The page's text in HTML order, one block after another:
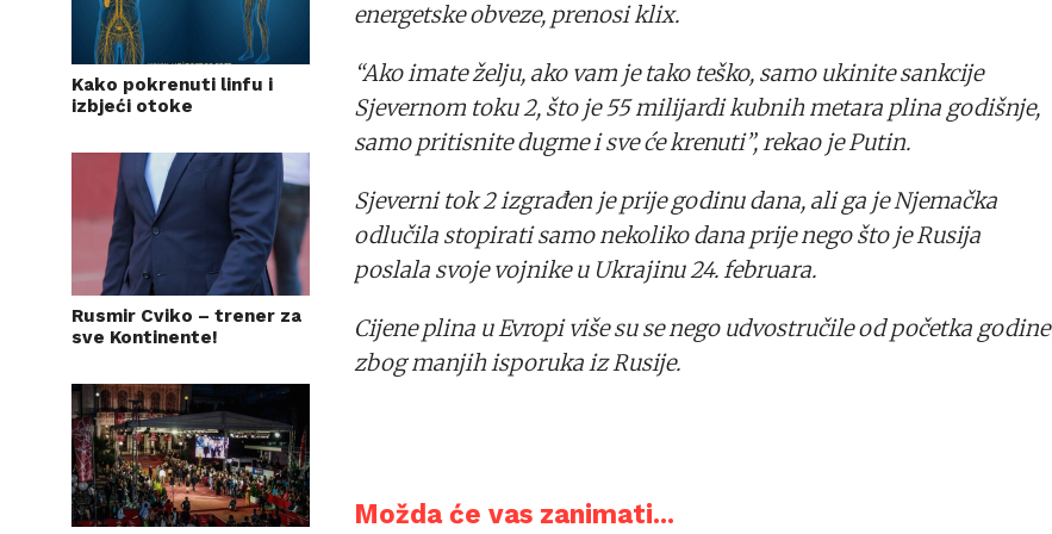
Kako pokrenuti linfu i
izbjeći otoke
Rusmir Cviko – trener za
sve Kontinente!
energetske obveze, prenosi klix.
“Ako imate želju, ako vam je tako teško, samo ukinite sankcije
Sjevernom toku 2, što je 55 milijardi kubnih metara plina godišnje,
samo pritisnite dugme i sve će krenuti”, rekao je Putin.
Sjeverni tok 2 izgrađen je prije godinu dana, ali ga je Njemačka
odlučila stopirati samo nekoliko dana prije nego što je Rusija
poslala svoje vojnike u Ukrajinu 24. februara.
Cijene plina u Evropi više su se nego udvostručile od početka godine
zbog manjih isporuka iz Rusije.
Možda će vas zanimati...